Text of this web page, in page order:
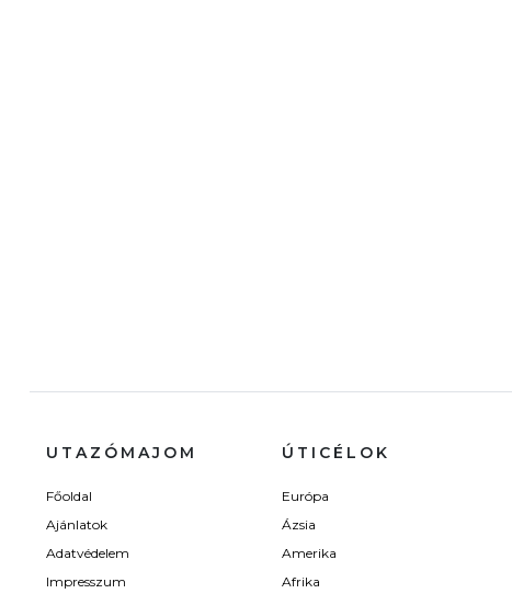
UTAZÓMAJOM
Főoldal
Ajánlatok
Adatvédelem
Impresszum
ÚTICÉLOK
Európa
Ázsia
Amerika
Afrika